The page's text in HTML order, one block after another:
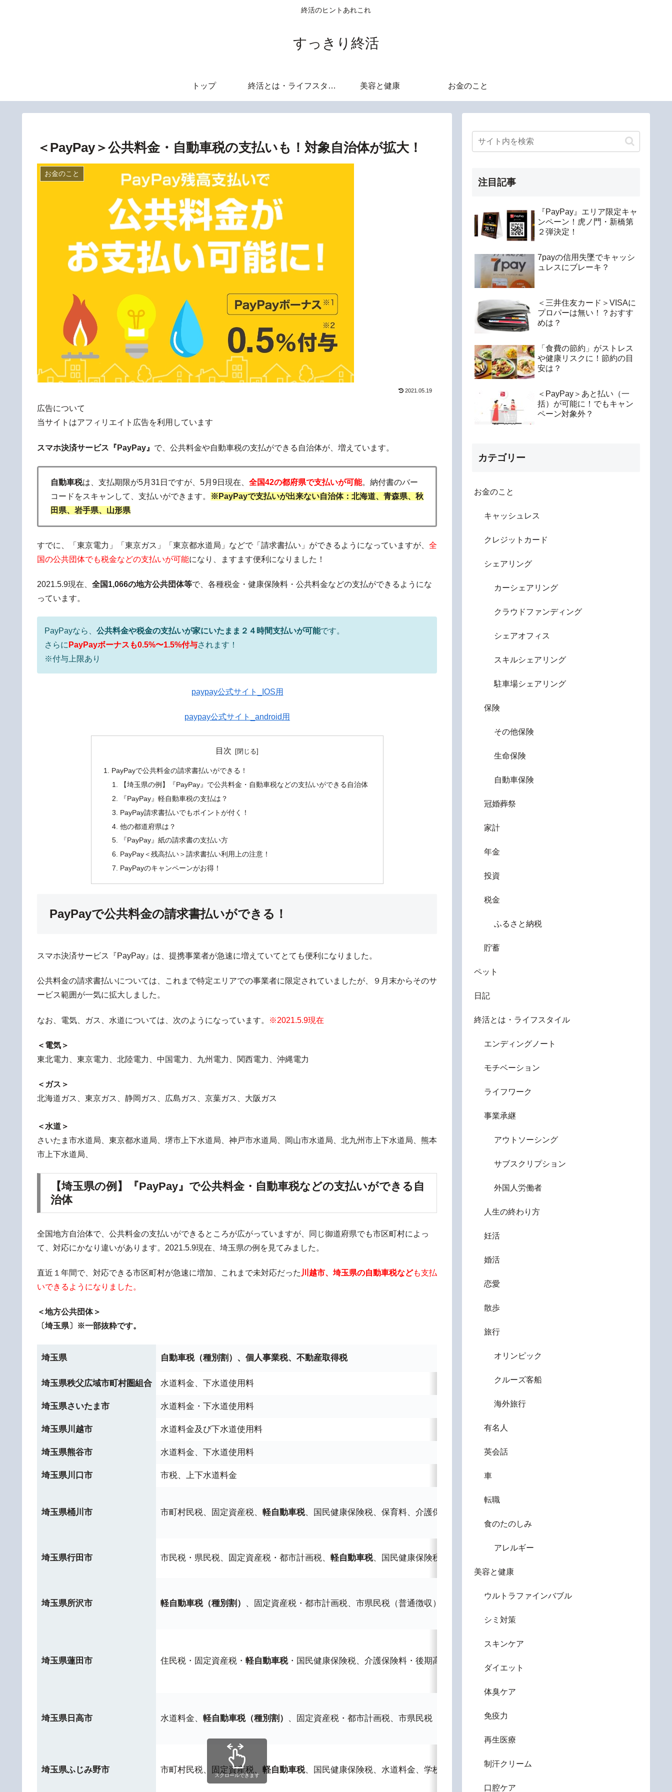
終活のヒントあれこれ
すっきり終活
トップ 終活とは・ライフスタイル 美容と健康 お金のこと
＜PayPay＞公共料金・自動車税の支払いも！対象自治体が拡大！
お金のこと
2021.05.19
広告について
当サイトはアフィリエイト広告を利用しています
スマホ決済サービス『PayPay』 で、公共料金や自動車税の支払ができる自治体が、増えています。
自動車税は、支払期限が5月31日ですが、5月9日現在、 全国42の都府県で支払いが可能。納付書のバー
コードをスキャンして、支払いができます。
※PayPayで支払いが出来ない自治体：北海道、青森県、秋
田県、岩手県、山形県
すでに、「東京電力」「東京ガス」「東京都水道局」などで「請求書払い」ができるようになっていますが、 全
国の公共団体でも税金などの支払いが可能になり、ますます便利になりました！
2021.5.9現在、 全国1,066の地方公共団体等で、各種税金・健康保険料・公共料金などの支払ができるようにな
っています。
PayPayなら、 公共料金や税金の支払いが家にいたまま２４時間支払いが可能です。
さらに PayPayボーナスも0.5%〜1.5%付与されます！
※付与上限あり
paypay公式サイト_IOS用
paypay公式サイト_android用
目次
PayPayで公共料金の請求書払いができる！
【埼玉県の例】『PayPay』で公共料金・自動車税などの支払いができる自治体
『PayPay』軽自動車税の支払は？
PayPay請求書払いでもポイントが付く！
他の都道府県は？
『PayPay』紙の請求書の支払い方
PayPay＜残高払い＞請求書払い利用上の注意！
PayPayのキャンペーンがお得！
PayPayで公共料金の請求書払いができる！
スマホ決済サービス『PayPay』は、提携事業者が急速に増えていてとても便利になりました。
公共料金の請求書払いについては、これまで特定エリアでの事業者に限定されていましたが、９月末からそのサ
ービス範囲が一気に拡大しました。
なお、電気、ガス、水道については、次のようになっています。 ※2021.5.9現在
＜電気＞
東北電力、東京電力、北陸電力、中国電力、九州電力、関西電力、沖縄電力
＜ガス＞
北海道ガス、東京ガス、静岡ガス、広島ガス、京葉ガス、大阪ガス
＜水道＞
さいたま市水道局、東京都水道局、堺市上下水道局、神戸市水道局、岡山市水道局、北九州市上下水道局、熊本
市上下水道局、
【埼玉県の例】『PayPay』で公共料金・自動車税などの支払いができる自
治体
全国地方自治体で、公共料金の支払いができるところが広がっていますが、同じ御道府県でも市区町村によっ
て、対応にかなり違いがあります。2021.5.9現在、埼玉県の例を見てみました。
直近１年間で、対応できる市区町村が急速に増加、これまで未対応だった 川越市、埼玉県の自動車税なども支払
いできるようになりました。
＜地方公共団体＞
〔埼玉県〕※一部抜粋です。
埼玉県 自動車税（種別割）、個人事業税、不動産取得税
埼玉県秩父広域市町村圏組合 水道料金、下水道使用料
埼玉県さいたま市 水道料金・下水道使用料
埼玉県川越市 水道料金及び下水道使用料
埼玉県熊谷市 水道料金、下水道使用料
埼玉県川口市 市税、上下水道料金
埼玉県桶川市 市町村民税、固定資産税、 軽自動車税、国民健康保険税、保育料、介護保険料、後期高齢者医療保険料
埼玉県行田市 市民税・県民税、固定資産税・都市計画税、 軽自動車税、国民健康保険税
埼玉県所沢市 軽自動車税（種別割） 、固定資産税・都市計画税、市県民税（普通徴収）、国民健康保険税（普通徴収）
埼玉県蓮田市 住民税・固定資産税・ 軽自動車税・国民健康保険税、介護保険料・後期高齢者医療保険料、水道料金、下水道使用料、保育料、学童
埼玉県日高市 水道料金、 軽自動車税（種別割） 、固定資産税・都市計画税、市県民税（普通徴収）、国民健康保険税（普通徴収）
埼玉県ふじみ野市 市町村民税、固定資産税、 軽自動車税、国民健康保険税、水道料金、学校給食費、介護保険料、後期高齢者医療保険料
スクロールできます
注目記事
『PayPay』エリア限定キャ
ンペーン！虎ノ門・新橋第
２弾決定！
7payの信用失墜でキャッシ
ュレスにブレーキ？
＜三井住友カード＞VISAに
プロパーは無い！？おすす
めは？
「食費の節約」がストレス
や健康リスクに！節約の目
安は？
＜PayPay＞あと払い（一
括）が可能に！でもキャン
ペーン対象外？
カテゴリー
お金のこと
キャッシュレス
クレジットカード
シェアリング
カーシェアリング
クラウドファンディング
シェアオフィス
スキルシェアリング
駐車場シェアリング
保険
その他保険
生命保険
自動車保険
冠婚葬祭
家計
年金
投資
税金
ふるさと納税
貯蓄
ペット
日記
終活とは・ライフスタイル
エンディングノート
モチベーション
ライフワーク
事業承継
アウトソーシング
サブスクリプション
外国人労働者
人生の終わり方
妊活
婚活
恋愛
散歩
旅行
オリンピック
クルーズ客船
海外旅行
有名人
英会話
車
転職
食のたのしみ
アレルギー
美容と健康
ウルトラファインバブル
シミ対策
スキンケア
ダイエット
体臭ケア
免疫力
再生医療
制汗クリーム
口腔ケア